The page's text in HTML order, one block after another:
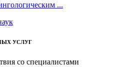
...
УСЛУГ
со специалистами